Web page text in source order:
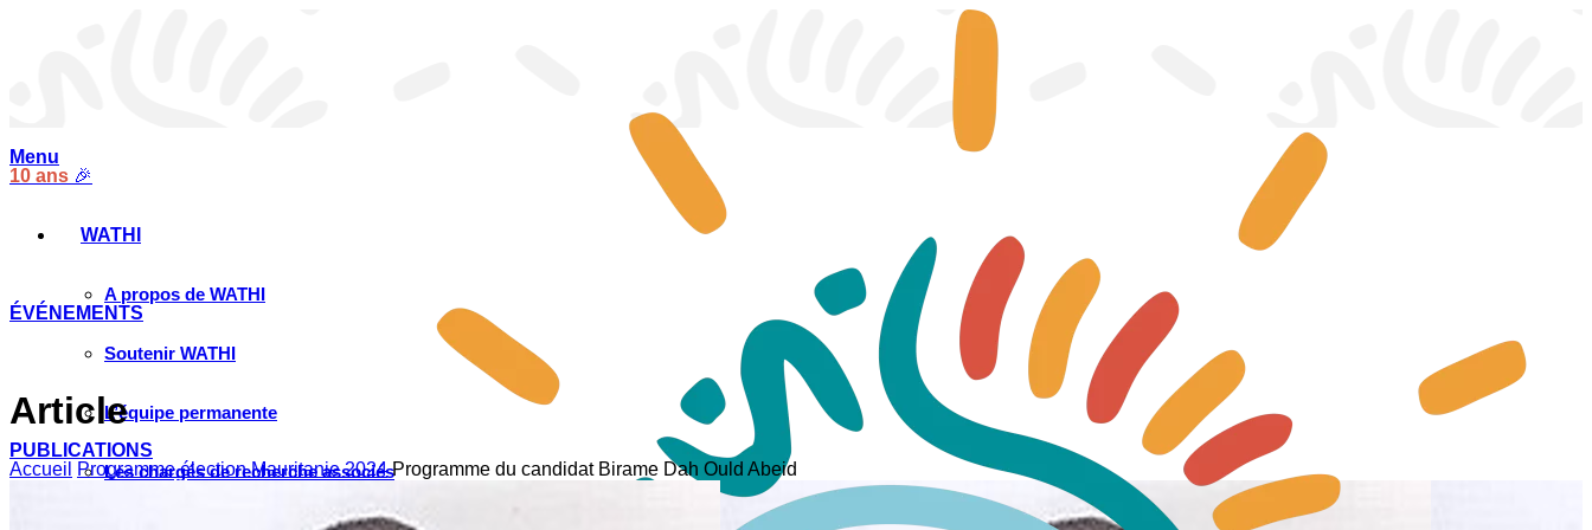
10 ans 🎉
ÉVÉNEMENTS
PUBLICATIONS
Menu
WATHI
A propos de WATHI
Soutenir WATHI
L’équipe permanente
Les chargés de recherche associés
Article
Accueil Programme élection Mauritanie 2024 Programme du candidat Birame Dah Ould Abeid